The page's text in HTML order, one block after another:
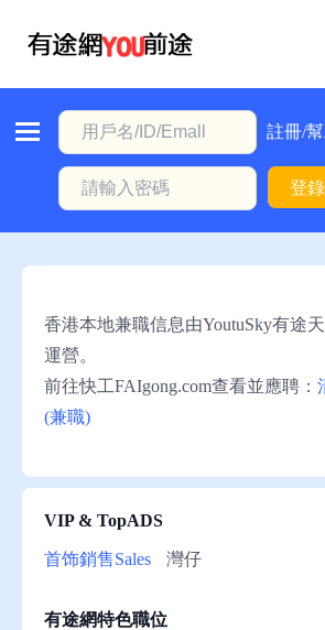
註冊/
登錄
首
本
信
息
註
幫
助
香港本地兼職信息由YoutuSky有途
運營。
前往快工FAIgong.com查看並應聘：
(兼職)
VIP & TopADS
首饰銷售Sales 灣仔
有途網特色職位